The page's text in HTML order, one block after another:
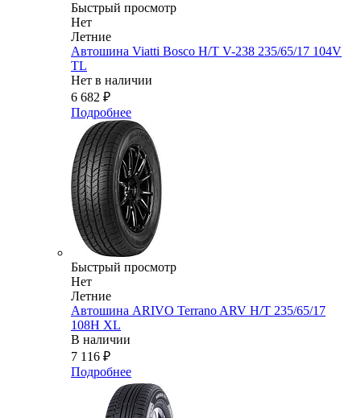
Быстрый просмотр
Нет
Летние
Автошина Viatti Bosco H/T V-238 235/65/17 104V
TL
Нет в наличии
6 682 ₽
Подробнее
Быстрый просмотр
Нет
Летние
Автошина ARIVO Terrano ARV H/T 235/65/17
108H XL
В наличии
7 116 ₽
Подробнее